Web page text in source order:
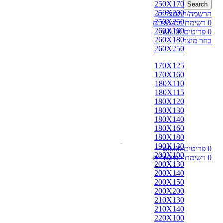
Search
הרשמה/התחברות
0 רשימת המשאלות
0 פריטים ₪0.00
בחר מוצר
0 פריטים ₪0.00
0 רשימת המשאלות
250X170
250X200
250X250
260X160
260X180
260X250
170X125
170X160
180X110
180X115
180X120
180X130
180X140
180X160
180X180
190X130
200X100
200X130
200X140
200X150
200X200
210X130
210X140
220X100